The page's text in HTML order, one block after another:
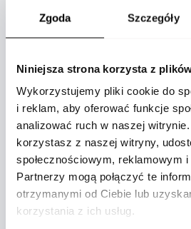
Zgoda Szczegóły
Niniejsza strona korzysta z
Wykorzystujemy pliki cookie do
i reklam, aby oferować funkcje
analizować ruch w naszej
korzystasz z naszej witryny,
społecznościowym, reklamowym
Partnerzy mogą połączyć te
otrzymanymi od Ciebie lub
korzystania z ich usług.
ObrazEmilie Flöge -
mody w Wiedniu przełomu
przyjaciółki
Dziś Gustav Klimt jest
jednego z najważniejszych
symbolizmu.